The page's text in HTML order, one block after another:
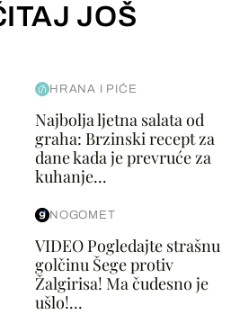
JOŠ
HRANA I PIĆE
Najbolja ljetna salata od
graha: Brzinski recept za
dane kada je prevruće za
kuhanje...
NOGOMET
VIDEO Pogledajte strašnu
golčinu Šege protiv
Žalgirisa! Ma čudesno je
ušlo!...